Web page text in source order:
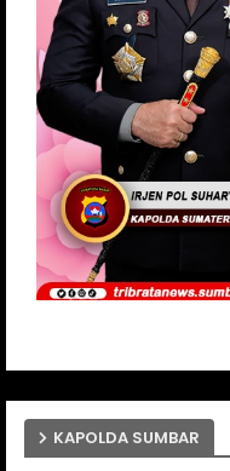
KAPOLDA SUMBAR